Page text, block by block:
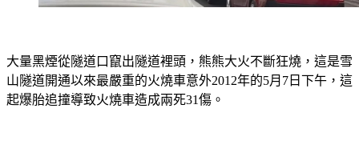
大量黑煙從隧道口竄出隧道裡頭，熊熊大火不斷狂燒，這是雪
山隧道開通以來最嚴重的火燒車意外2012年的5月7日下午，這
起爆胎追撞導致火燒車造成兩死31傷。